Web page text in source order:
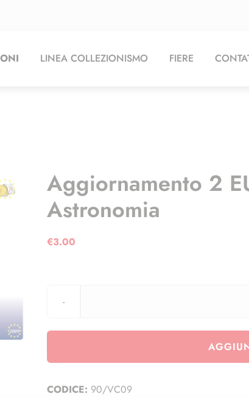
LINEA COLLEZIONISMO FIERE
Aggiornamento 2
Astronomia
€3.00
CODICE: 90/VC09